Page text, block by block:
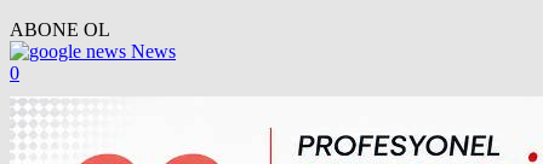
ABONE OL
News
0